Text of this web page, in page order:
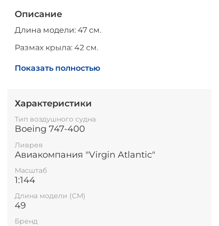
Описание
Длина модели: 47 см.
Размах крыла: 42 см.
Высота модели на подставке: 24 см.
Показать полностью
Характеристики
Тип воздушного судна
Boeing 747-400
Ливрея
Авиакомпания "Virgin Atlantic"
Масштаб
1:144
Длина модели (СМ)
49
Бренд